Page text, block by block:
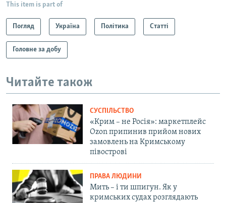
This item is part of
Погляд Україна Політика Статті
Головне за добу
Читайте також
СУСПІЛЬСТВО
«Крим – не Росія»: маркетплейс
Ozon припинив прийом нових
замовлень на Кримському
півострові
ПРАВА ЛЮДИНИ
Мить – і ти шпигун. Як у
кримських судах розглядають